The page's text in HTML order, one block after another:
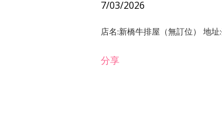
7/03/2026
店名:新橋牛排屋（無訂位） 地
分享